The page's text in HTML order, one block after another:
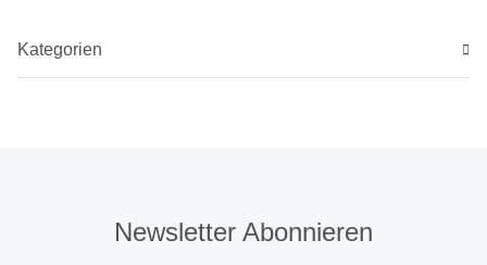
Kategorien
Newsletter Abonnieren